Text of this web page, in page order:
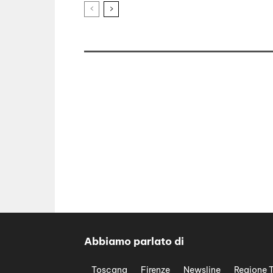
Abbiamo parlato di
Toscana Firenze Newsline Regione